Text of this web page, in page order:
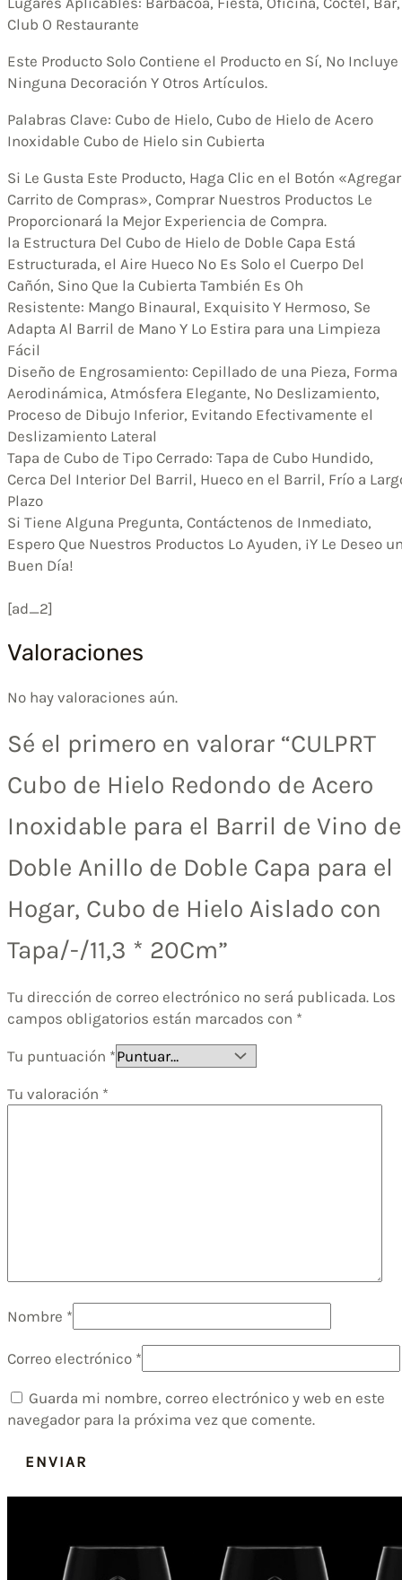
Club O Restaurante
Este Producto Solo Contiene el Producto en Sí, No Incluye
Ninguna Decoración Y Otros Artículos.
Palabras Clave: Cubo de Hielo, Cubo de Hielo de Acero
Inoxidable Cubo de Hielo sin Cubierta
Si Le Gusta Este Producto, Haga Clic en el Botón «Agregar
Carrito de Compras», Comprar Nuestros Productos Le
Proporcionará la Mejor Experiencia de Compra.
la Estructura Del Cubo de Hielo de Doble Capa Está
Estructurada, el Aire Hueco No Es Solo el Cuerpo Del
Cañón, Sino Que la Cubierta También Es Oh
Resistente: Mango Binaural, Exquisito Y Hermoso, Se
Adapta Al Barril de Mano Y Lo Estira para una Limpieza
Fácil
Diseño de Engrosamiento: Cepillado de una Pieza, Forma
Aerodinámica, Atmósfera Elegante, No Deslizamiento,
Proceso de Dibujo Inferior, Evitando Efectivamente el
Deslizamiento Lateral
Tapa de Cubo de Tipo Cerrado: Tapa de Cubo Hundido,
Cerca Del Interior Del Barril, Hueco en el Barril, Frío a
Plazo
Si Tiene Alguna Pregunta, Contáctenos de Inmediato,
Espero Que Nuestros Productos Lo Ayuden, ¡Y Le Deseo
Buen Día!
[ad_2]
Valoraciones
No hay valoraciones aún.
Sé el primero en valorar “CULPRT
Cubo de Hielo Redondo de Acero
Inoxidable para el Barril de Vino de
Doble Anillo de Doble Capa para el
Hogar, Cubo de Hielo Aislado con
Tapa/-/11,3 * 20Cm”
Tu dirección de correo electrónico no será publicada. Los
campos obligatorios están marcados con *
Tu puntuación *
Tu valoración *
Nombre *
Correo electrónico *
Guarda mi nombre, correo electrónico y web en este
navegador para la próxima vez que comente.